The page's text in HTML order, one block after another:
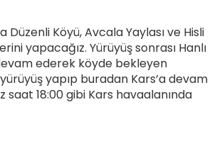
Düzenli Köyü, Avcala Yaylası ve Hisli
yapacağız. Yürüyüş sonrası Hanlı
ederek köyde bekleyen
yapıp buradan Kars’a devam
saat 18:00 gibi Kars havaalanında